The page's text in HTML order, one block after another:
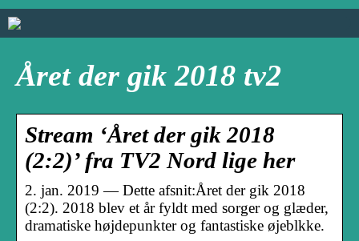
Året der gik 2018 tv2
Stream ‘Året der gik 2018
(2:2)’ fra TV2 Nord lige her
2. jan. 2019 — Dette afsnit:Året der gik 2018
(2:2). 2018 blev et år fyldt med sorger og glæder,
dramatiske højdepunkter og fantastiske øjeblkke.